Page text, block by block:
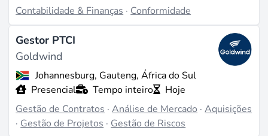
A Goldwind Technology se concentra em tecnologia
de energia eólica, especialmente em turbinas eólicas
de grande porte (WTGs), utilizando tecnologia de
acionamento direto com ímãs permanentes (PMDD).
Das mais de 26.000 turbinas produzidas pela
empresa, mais de 23.000 utilizam esse design para
aumentar a eficiência e reduzir os custos de
manutenção (source: wikipedia.org). Os produtos e
serviços da Goldwind abrangem quatro áreas
Contabilidade & Finanças · Conformidade
Gestor PTCI
Goldwind
Johannesburg, Gauteng, África do Sul
Presencial
Tempo inteiro
Hoje
Gestão de Contratos ·Análise de Mercado ·Aquisições
· Gestão de Projetos · Gestão de Riscos